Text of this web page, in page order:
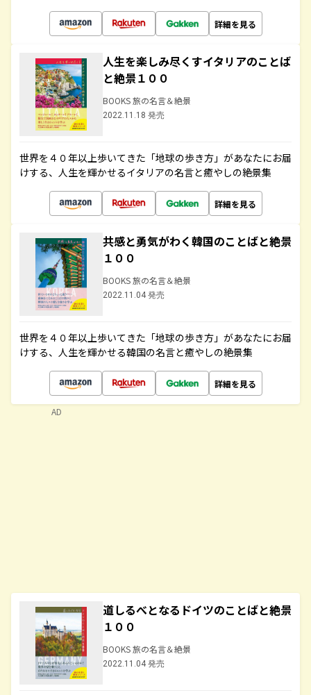
詳細を見る
人生を楽しみ尽くすイタリアのことば
と絶景１００
BOOKS 旅の名言＆絶景
2022.11.18 発売
世界を４０年以上歩いてきた「地球の歩き方」があなたにお届
けする、人生を輝かせるイタリアの名言と癒やしの絶景集
詳細を見る
共感と勇気がわく韓国のことばと絶景
１００
BOOKS 旅の名言＆絶景
2022.11.04 発売
世界を４０年以上歩いてきた「地球の歩き方」があなたにお届
けする、人生を輝かせる韓国の名言と癒やしの絶景集
詳細を見る
道しるべとなるドイツのことばと絶景
１００
BOOKS 旅の名言＆絶景
2022.11.04 発売
AD